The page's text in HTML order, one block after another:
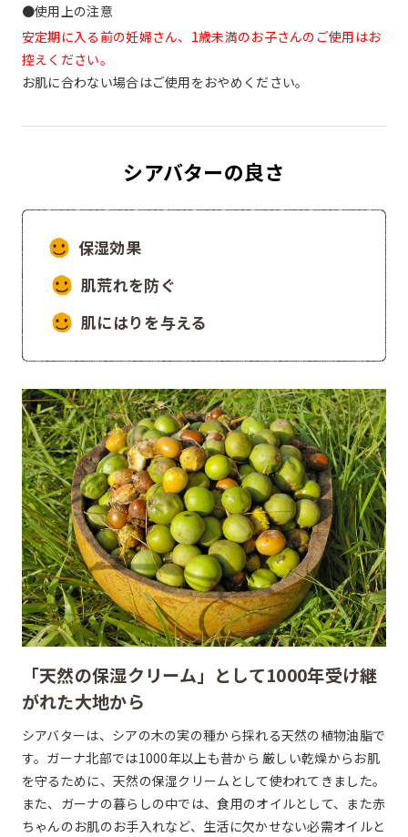
●使用上の注意
安定期に入る前の妊婦さん、1歳未満のお子さんのご使用はお
控えください。
お肌に合わない場合はご使用をおやめください。
シアバターの良さ
保湿効果
肌荒れを防ぐ
肌にはりを与える
「天然の保湿クリーム」として1000年受け継
がれた大地から
シアバターは、シアの木の実の種から採れる天然の植物油脂で
す。ガーナ北部では1000年以上も昔から 厳しい乾燥からお肌
を守るために、天然の保湿クリームとして使われてきました。
また、ガーナの暮らしの中では、食用のオイルとして、また赤
ちゃんのお肌のお手入れなど、生活に欠かせない必需オイルと